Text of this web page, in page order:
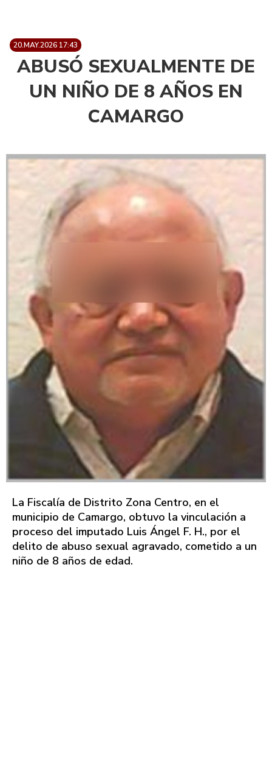
20.MAY.2026 17:43
ABUSÓ SEXUALMENTE DE
UN NIÑO DE 8 AÑOS EN
CAMARGO
La Fiscalía de Distrito Zona Centro, en el
municipio de Camargo, obtuvo la vinculación a
proceso del imputado Luis Ángel F. H., por el
delito de abuso sexual agravado, cometido a un
niño de 8 años de edad.